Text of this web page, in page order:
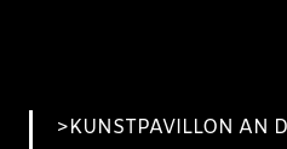
>KUNSTPAVILLON AN